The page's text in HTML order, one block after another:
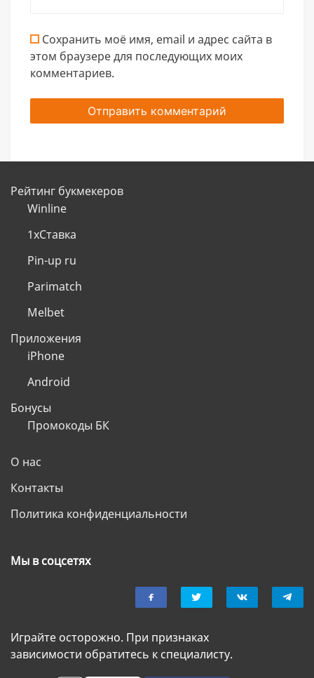
Сохранить моё имя, email и адрес сайта в
этом браузере для последующих моих
комментариев.
Рейтинг букмекеров
Winline
1хСтавка
Pin-up ru
Parimatch
Melbet
Приложения
iPhone
Android
Бонусы
Промокоды БК
О нас
Контакты
Политика конфиденциальности
Мы в соцсетях
Играйте осторожно. При признаках
зависимости обратитесь к специалисту.